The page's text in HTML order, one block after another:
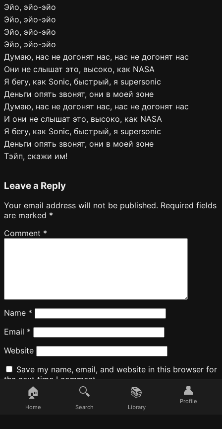
Эйо, эйо-эйо
Эйо, эйо-эйо
Эйо, эйо-эйо
Эйо, эйо-эйо
Думаю, нас не догонят нас, нас не догонят нас
Они не слышат это, высоко, как NASA
Я бегу, как Sonic, быстрый, я supersonic
Деньги опять звонят, они в моей зоне
Думаю, нас не догонят нас, нас не догонят нас
И они не слышат это, высоко, как NASA
Я бегу, как Sonic, быстрый, я supersonic
Деньги опять звонят, они в моей зоне
Тэйп, скажи им!
Leave a Reply
Your email address will not be published. Required fields
are marked *
Comment *
Name *
Email *
Website
Save my name, email, and website in this browser for
the next time I comment.
🏠
Home
🔍
Search
📚
Library
👤
Profile